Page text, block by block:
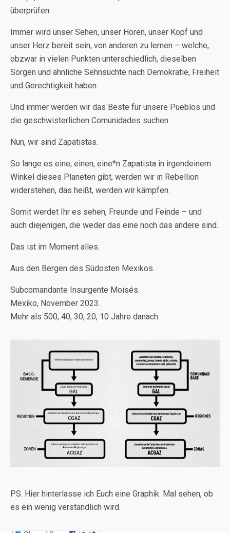
überprüfen.
Immer wird unser Sehen, unser Hören, unser Kopf und
unser Herz bereit sein, von anderen zu lernen – welche,
obzwar in vielen Punkten unterschiedlich, dieselben
Sorgen und ähnliche Sehnsüchte nach Demokratie, Freiheit
und Gerechtigkeit haben.
Und immer werden wir das Beste für unsere Pueblos und
die geschwisterlichen Comunidades suchen.
Nun, wir sind Zapatistas.
So lange es eine, einen, eine*n Zapatista in irgendeinem
Winkel dieses Planeten gibt, werden wir in Rebellion
widerstehen, das heißt, werden wir kämpfen.
Somit werdet Ihr es sehen, Freunde und Feinde – und
auch diejenigen, die weder das eine noch das andere sind.
Das ist im Moment alles.
Aus den Bergen des Südosten Mexikos.
Subcomandante Insurgente Moisés.
Mexiko, November 2023.
Mehr als 500, 40, 30, 20, 10 Jahre danach.
PS. Hier hinterlasse ich Euch eine Graphik. Mal sehen, ob
es ein wenig verständlich wird.